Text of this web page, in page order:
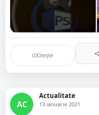
Citește
AC
Actualitate
13 ianuarie 2021